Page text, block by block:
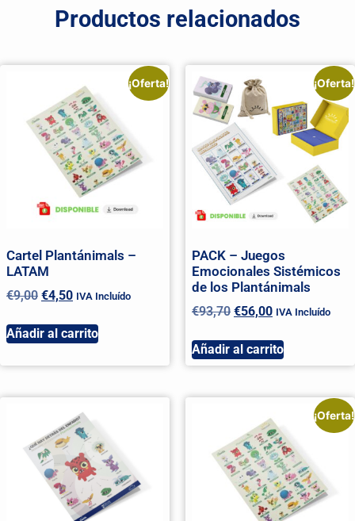
Productos relacionados
¡Oferta!
Cartel Plantánimals –
LATAM
€9,00 €4,50 IVA Incluído
Añadir al carrito
¡Oferta!
PACK – Juegos
Emocionales Sistémicos
de los Plantánimals
€93,70 €56,00 IVA Incluído
Añadir al carrito
¡Oferta!